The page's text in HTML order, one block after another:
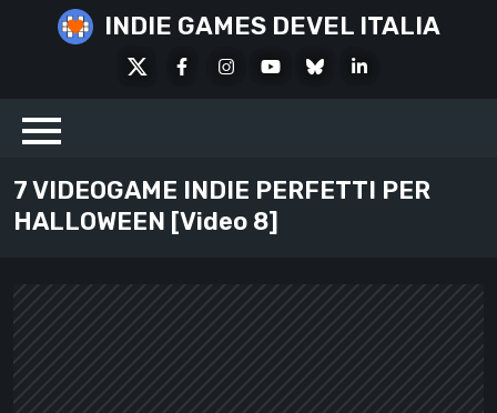
INDIE GAMES DEVEL ITALIA
FacebookInstagramYoutubeBlueskyLinkedIn
7 VIDEOGAME INDIE PERFETTI PER
HALLOWEEN [Video 8]